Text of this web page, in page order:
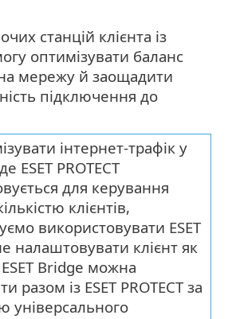
станцій клієнта із
оптимізувати баланс
мережу й заощадити
підключення до
інтернет-трафік у
ESET PROTECT
для керування
клієнтів,
використовувати ESET
налаштовувати клієнт як
Bridge можна
разом із ESET PROTECT за
універсального